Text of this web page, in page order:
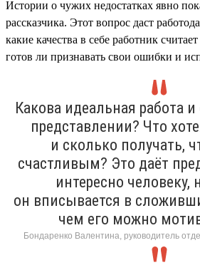
Истории о чужих недостатках явно
рассказчика. Этот вопрос даст
какие качества в себе работник
готов ли признавать свои ошибки и
Какова идеальная работа
представлении? Что
и сколько получать,
счастливым? Это даёт
интересно человеку,
он вписывается в
чем его можно
Бондаренко Валентина, руководитель